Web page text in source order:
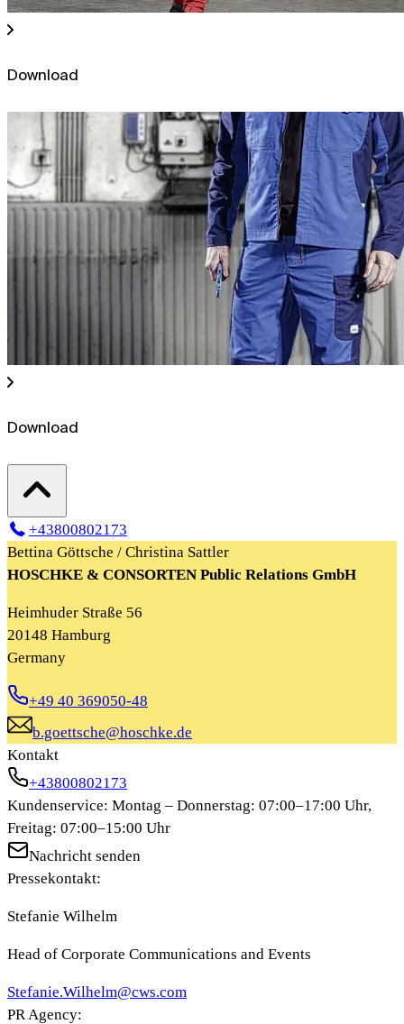
Download
Download
+43800802173
Bettina Göttsche / Christina Sattler
HOSCHKE & CONSORTEN Public Relations GmbH
Heimhuder Straße 56
20148 Hamburg
Germany
+49 40 369050-48
b.goettsche@hoschke.de
Kontakt
+43800802173
Kundenservice: Montag – Donnerstag: 07:00–17:00 Uhr,
Freitag: 07:00–15:00 Uhr
Nachricht senden
Pressekontakt:
Stefanie Wilhelm
Head of Corporate Communications and Events
Stefanie.Wilhelm@cws.com
PR Agency: